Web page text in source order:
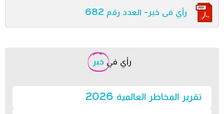
رأي فى خبر- العدد رقم 682
رأي في خبر
تقرير المخاطر العالمية 2026